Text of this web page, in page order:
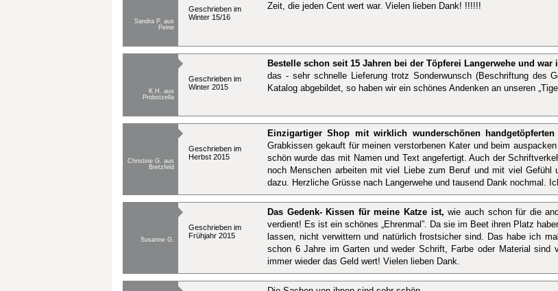
Sandra P. aus
Peine
Geschrieben im
Winter 15/16
Zeit, die jeden Cent wert war. Vielen lieben Dank! !!!!!!
K.H. aus
Probstzella
Geschrieben im
Winter 2015
Bestelle schon seit 15 Jahren bei der Töpferei Langerwehe und war
das - sehr schnelle Lieferung trotz Sonderwunsch (Beschriftung des
Katalog abgebildet, so haben wir ein schönes Andenken an unseren
Christine G. aus
Bretzfeld
Geschrieben im
Herbst 2015
Einzigartiger Shop mit wirklich wunderschönen
Grabkissen gekauft für meinen verstorbenen Kater und beim
schön wurde das mit Namen und Text angefertigt. Auch der
noch Menschen arbeiten mit viel Liebe zum Beruf und mit viel Gefühl
dazu. Herzliche Grüsse nach Langerwehe und tausend Dank nochmal.
Susanne G.
Geschrieben im
Frühjahr 2015
Das Gedenk- Kissen für meine Katze ist, wie auch schon für die
verdient! Es ist ein schönes „Ehrenmal”. Da sie im Beet ihren Platz
lassen, nicht verwittern und natürlich frostsicher sind. Das habe ich
schon 6 Jahre im Garten und weder Schrift, Farbe oder Material sind
immer wieder das Geld wert! Vielen lieben Dank.